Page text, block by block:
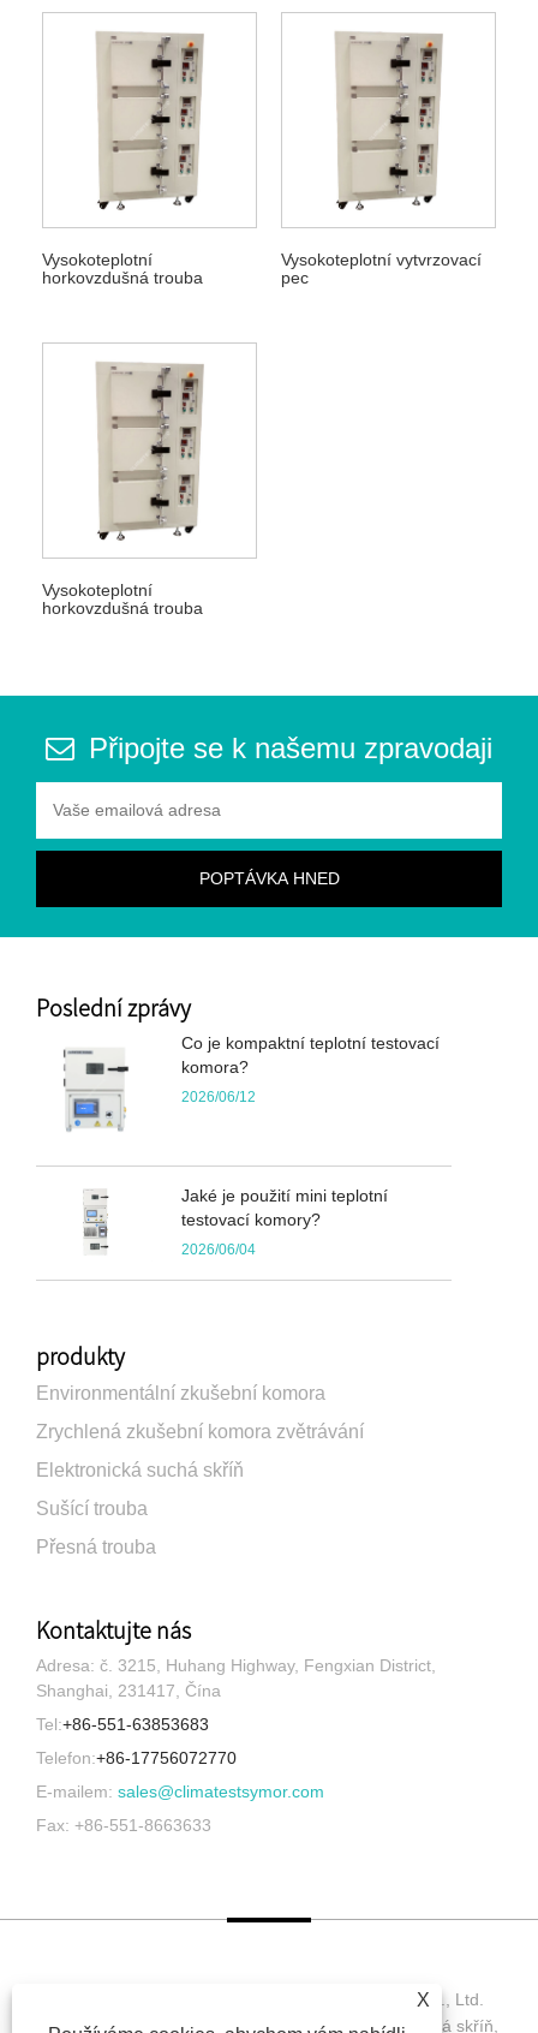
Vysokoteplotní
horkovzdušná trouba
Vysokoteplotní vytvrzovací
pec
Vysokoteplotní
horkovzdušná trouba
Připojte se k našemu zpravodaji
Poslední zprávy
Co je kompaktní teplotní testovací
komora?
2026/06/12
Jaké je použití mini teplotní
testovací komory?
2026/06/04
produkty
Environmentální zkušební komora
Zrychlená zkušební komora zvětrávání
Elektronická suchá skříň
Sušící trouba
Přesná trouba
Kontaktujte nás
Adresa: č. 3215, Huhang Highway, Fengxian District,
Shanghai, 231417, Čína
Tel:+86-551-63853683
Telefon:+86-17756072770
E-mailem: sales@climatestsymor.com
Fax: +86-551-8663633
Copyright © 2022 Symor Instrument Equipment Co., Ltd.
Environmentální testovací komora, Elektronická suchá skříň,
X